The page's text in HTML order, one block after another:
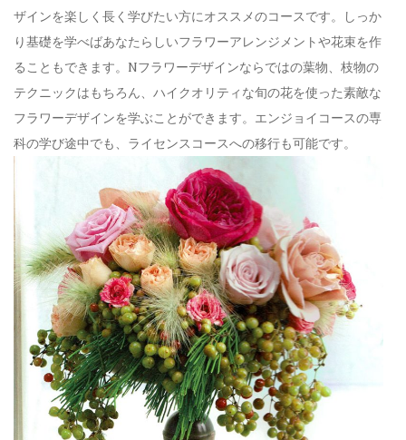
ザインを楽しく長く学びたい方にオススメのコースです。しっか
り基礎を学べばあなたらしいフラワーアレンジメントや花束を作
ることもできます。Nフラワーデザインならではの葉物、枝物の
テクニックはもちろん、ハイクオリティな旬の花を使った素敵な
フラワーデザインを学ぶことができます。エンジョイコースの専
科の学び途中でも、ライセンスコースへの移行も可能です。